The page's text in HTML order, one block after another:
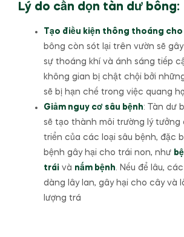
Lý do cần dọn tàn dư bông:
Tạo điều kiện thông thoáng cho
bông còn sót lại trên vườn sẽ
sự thoáng khí và ánh sáng tiếp
không gian bị chật chội bởi
sẽ bị hạn chế trong việc quang
Giảm nguy cơ sâu bệnh: Tàn dư
sẽ tạo thành môi trường lý tưởng
triển của các loại sâu bệnh, đặc
bệnh gây hại cho trái non, như
trái và nấm bệnh. Nếu để lâu,
dàng lây lan, gây hại cho cây và
lượng trá